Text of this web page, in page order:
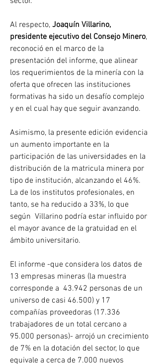
Al respecto, Joaquín Villarino,
presidente ejecutivo del Consejo Minero,
reconoció en el marco de la
presentación del informe, que alinear
los requerimientos de la minería con la
oferta que ofrecen las instituciones
formativas ha sido un desafío complejo
y en el cual hay que seguir avanzando.
Asimismo, la presente edición evidencia
un aumento importante en la
participación de las universidades en la
distribución de la matricula minera por
tipo de institución, alcanzando el 46%.
La de los institutos profesionales, en
tanto, se ha reducido a 33%, lo que
según  Villarino podría estar influido por
el mayor avance de la gratuidad en el
ámbito universitario.
El informe -que considera los datos de
13 empresas mineras (la muestra
corresponde a  43.942 personas de un
universo de casi 46.500) y 17
compañías proveedoras (17.336
trabajadores de un total cercano a
95.000 personas)- arrojó un crecimiento
de 7% en la dotación del sector, lo que
equivale a cerca de 7.000 nuevos